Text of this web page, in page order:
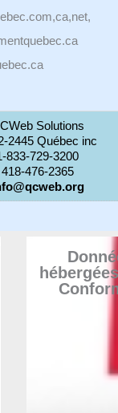
Solutions
2445 Québec inc
833-729-3200
418-476-2365